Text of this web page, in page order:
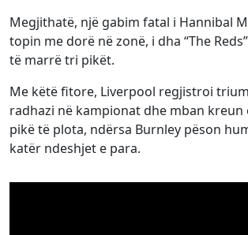
Megjithatë, një gabim fatal i Hannibal
topin me dorë në zonë, i dha “The
të marrë tri pikët.
Me këtë fitore, Liverpool regjistroi
radhazi në kampionat dhe mban kreun
pikë të plota, ndërsa Burnley pëson
katër ndeshjet e para.